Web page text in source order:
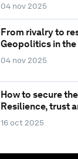
04 nov 2025
From rivalry to
Geopolitics in
04 nov 2025
How to secure
Resilience, trust
16 oct 2025